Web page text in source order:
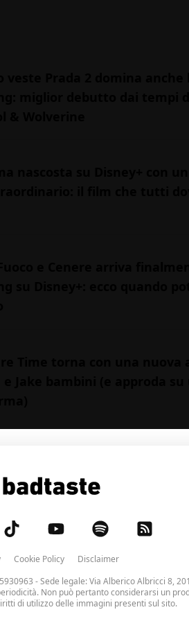
veste Prada 2 domina anche lo
miglior debutto dai tempi di
& Wolverine
nascosta su Disney+ con un
il film che tutti
e Cenere arriva
su Disney+: ecco quando
Time torna con una nuova
Jake bambini (e approda su
Cookie Policy
Disclaimer
- Sede legale: Via Alberico Albricci 8,
Non può pertanto considerarsi un
di utilizzo delle immagini presenti sul sito.